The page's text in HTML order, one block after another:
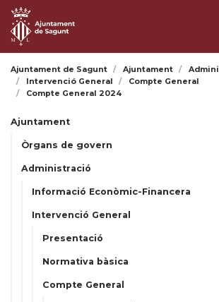
Ajuntament de Sagunt Ajuntament
Intervenció General
Compte General
Compte General 2024
Ajuntament
Òrgans de govern
Administració
Informació Econòmic-Financera
Intervenció General
Presentació
Normativa bàsica
Compte General